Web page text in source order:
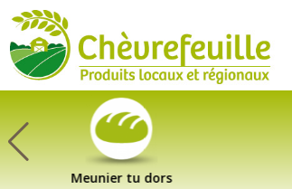
Meunier tu dors